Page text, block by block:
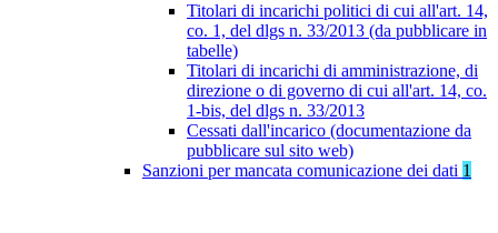
Titolari di incarichi politici di cui all'art. 14,
co. 1, del dlgs n. 33/2013 (da pubblicare in
tabelle)
Titolari di incarichi di amministrazione, di
direzione o di governo di cui all'art. 14, co.
1-bis, del dlgs n. 33/2013
Cessati dall'incarico (documentazione da
pubblicare sul sito web)
Sanzioni per mancata comunicazione dei dati 1